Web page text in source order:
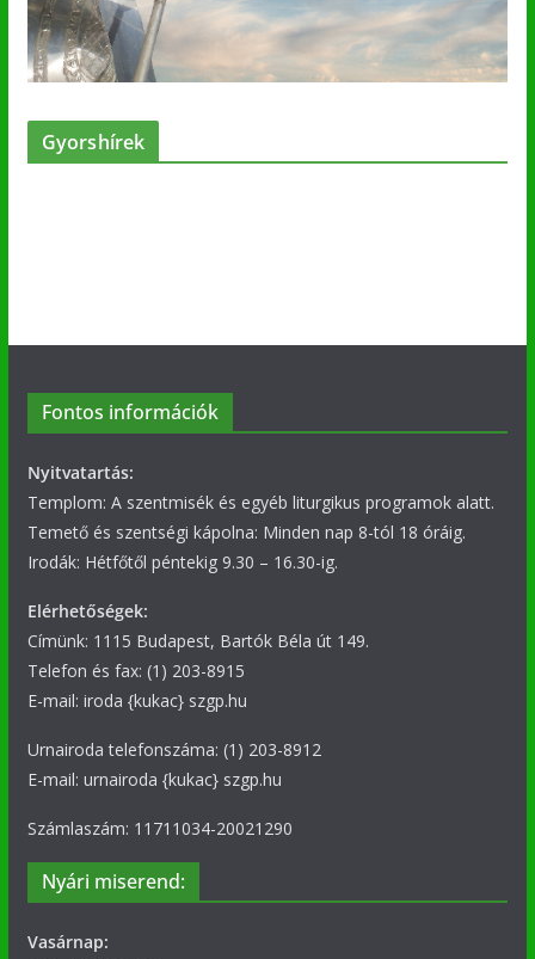
Gyorshírek
Fontos információk
Nyitvatartás:
Templom: A szentmisék és egyéb liturgikus programok alatt.
Temető és szentségi kápolna: Minden nap 8-tól 18 óráig.
Irodák: Hétfőtől péntekig 9.30 – 16.30-ig.
Elérhetőségek:
Címünk: 1115 Budapest, Bartók Béla út 149.
Telefon és fax: (1) 203-8915
E-mail: iroda {kukac} szgp.hu
Urnairoda telefonszáma: (1) 203-8912
E-mail: urnairoda {kukac} szgp.hu
Számlaszám: 11711034-20021290
Nyári miserend:
Vasárnap: